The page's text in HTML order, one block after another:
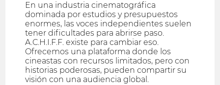
En una industria cinematográfica
dominada por estudios y presupuestos
enormes, las voces independientes suelen
tener dificultades para abrirse paso.
A.C.H.I.F.F. existe para cambiar eso.
Ofrecemos una plataforma donde los
cineastas con recursos limitados, pero con
historias poderosas, pueden compartir su
visión con una audiencia global.